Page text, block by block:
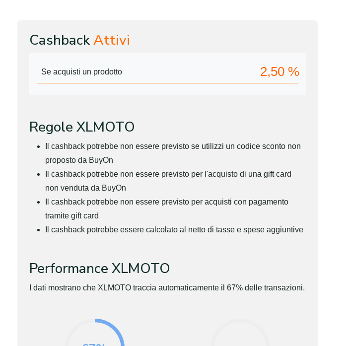
CashbackAttivi
Se acquisti un prodotto 2,50 %
Regole XLMOTO
Il cashback potrebbe non essere previsto se utilizzi un codice sconto non
proposto da BuyOn
Il cashback potrebbe non essere previsto per l'acquisto di una gift card
non venduta da BuyOn
Il cashback potrebbe non essere previsto per acquisti con pagamento
tramite gift card
Il cashback potrebbe essere calcolato al netto di tasse e spese aggiuntive
Performance XLMOTO
I dati mostrano che XLMOTO traccia automaticamente il 67% delle transazioni.